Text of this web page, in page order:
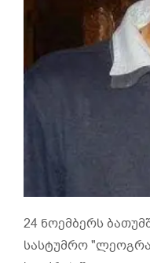
24 ნოემბერს
სასტუმრო